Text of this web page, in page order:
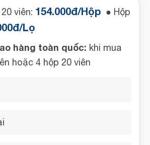
viên: 154.000đ/Hộp ● Hộp
Lọ
hàng toàn quốc: khi mua
hoặc 4 hộp 20 viên